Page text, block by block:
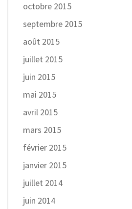
octobre 2015
septembre 2015
août 2015
juillet 2015
juin 2015
mai 2015
avril 2015
mars 2015
février 2015
janvier 2015
juillet 2014
juin 2014